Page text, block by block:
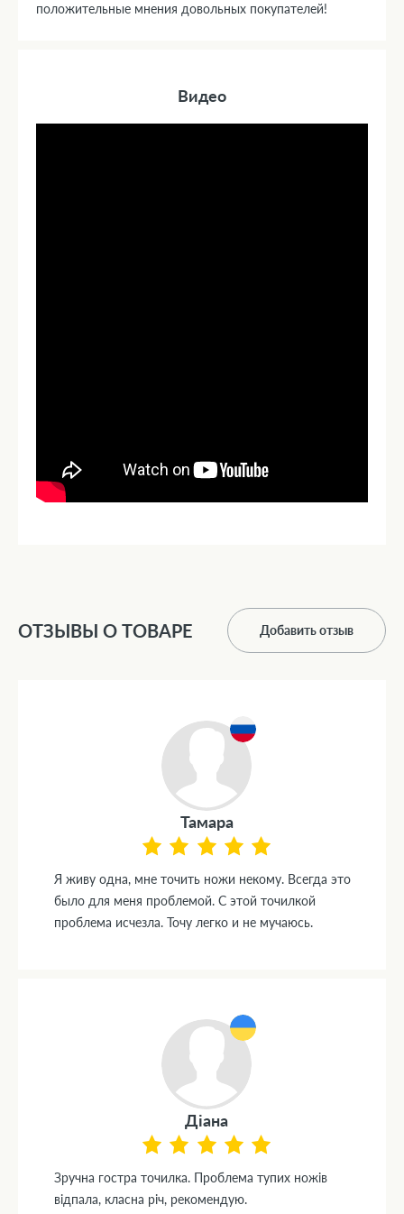
положительные мнения довольных покупателей!
Видео
ОТЗЫВЫ О ТОВАРЕ Добавить отзыв
Тамара
Я живу одна, мне точить ножи некому. Всегда это
было для меня проблемой. С этой точилкой
проблема исчезла. Точу легко и не мучаюсь.
Діана
Зручна гостра точилка. Проблема тупих ножів
відпала, класна річ, рекомендую.